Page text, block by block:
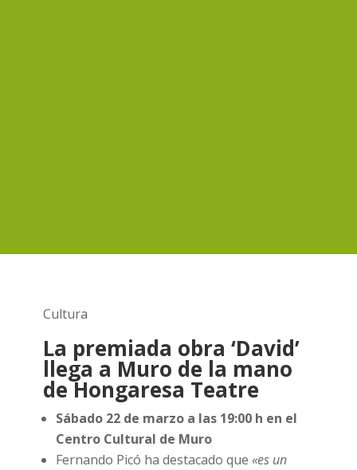
Cultura
La premiada obra ‘David’
llega a Muro de la mano
de Hongaresa Teatre
Sábado 22 de marzo a las 19:00 h en el
Centro Cultural de Muro
Fernando Picó ha destacado que «es un